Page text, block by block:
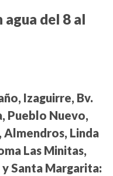
agua del 8 al
Izaguirre, Bv.
Pueblo Nuevo,
Almendros, Linda
Las Minitas,
Santa Margarita: